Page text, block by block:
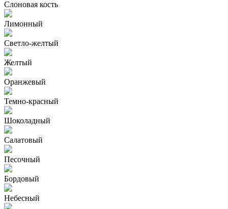
Слоновая кость
Лимонный
Светло-желтый
Желтый
Оранжевый
Темно-красный
Шоколадный
Салатовый
Песочный
Бордовый
Небесный